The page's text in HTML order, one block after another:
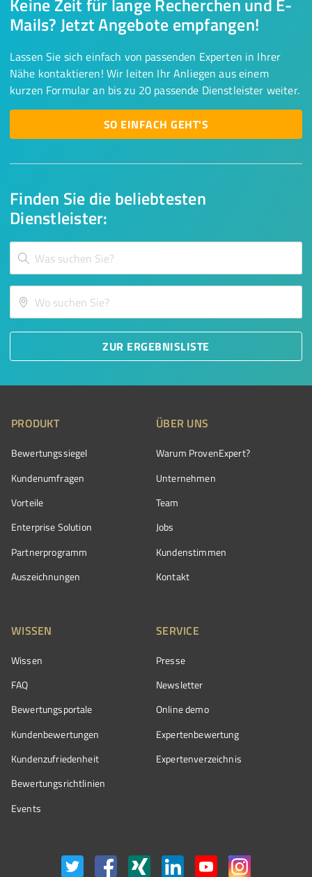
Finden Sie die beliebtesten
Dienstleister:
ZUR ERGEBNISLISTE
Keine Zeit für lange Recherchen und E-
Mails? Jetzt Angebote empfangen!
Lassen Sie sich einfach von passenden Experten in Ihrer
Nähe kontaktieren! Wir leiten Ihr Anliegen aus einem
kurzen Formular an bis zu 20 passende Dienstleister weiter.
SO EINFACH GEHT'S
PRODUKT
Bewertungssiegel
Kundenumfragen
Vorteile
Enterprise Solution
Partnerprogramm
Auszeichnungen
ÜBER UNS
Warum ProvenExpert?
Unternehmen
Team
Jobs
Kundenstimmen
Kontakt
WISSEN
Wissen
FAQ
Bewertungsportale
Kundenbewertungen
Kundenzufriedenheit
Bewertungs­richtlinien
Events
SERVICE
Presse
Newsletter
Online demo
Expertenbewertung
Expertenverzeichnis